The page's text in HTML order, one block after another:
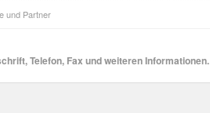
und Partner
Telefon, Fax und weiteren Informationen.